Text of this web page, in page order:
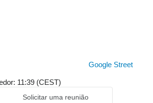
Google Street
11:39 (CEST)
Solicitar uma reunião